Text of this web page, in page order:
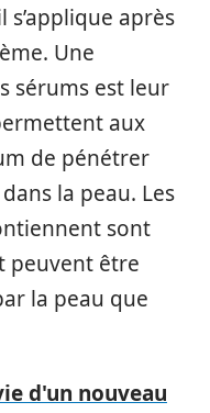
après
Une
sérums est leur
aux
de pénétrer
la peau. Les
sont
peuvent être
la peau que
d'un nouveau